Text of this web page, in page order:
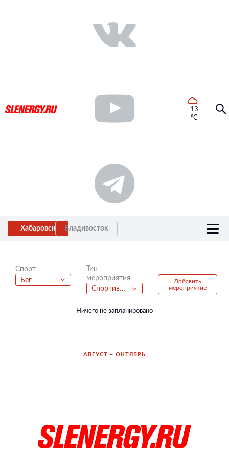
13
°C
Хабаровск Владивосток
Спорт
Бег
Тип
мероприятия
Спортивный фестиваль
Добавить
мероприятие
Ничего не запланировано
АВГУСТ – ОКТЯБРЬ